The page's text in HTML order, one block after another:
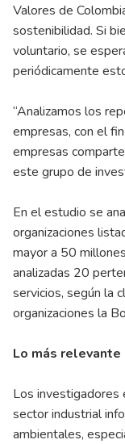
Valores de
sostenibilidad. Si
voluntario, se
periódicamente
“Analizamos los
empresas, con el
empresas
este grupo de
En el estudio se
organizaciones
mayor a 50
analizadas 20
servicios, según la
organizaciones la
Lo más
Los investigadores
sector industrial
ambientales,